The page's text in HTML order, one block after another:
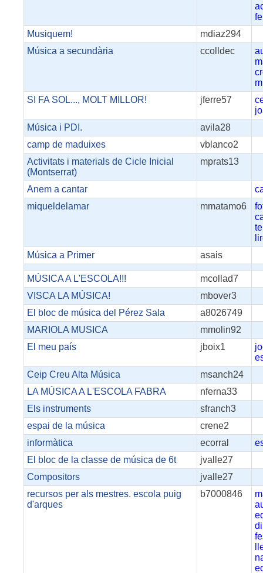
Musiquem!
mdiaz294
Música a secundària
ccolldec
SI FA SOL..., MOLT MILLOR!
jferre57
Música i PDI.
avila28
camp de maduixes
vblanco2
Activitats i materials de Cicle Inicial
(Montserrat)
mprats13
Anem a cantar
miqueldelamar
mmatamo6
Música a Primer
asais
MÚSICA A L'ESCOLA!!!
mcollad7
VISCA LA MÚSICA!
mbover3
El bloc de música del Pérez Sala
a8026749
MARIOLA MUSICA
mmolin92
El meu país
jboix1
Ceip Creu Alta Música
msanch24
LA MÚSICA A L'ESCOLA FABRA
nferna33
Els instruments
sfranch3
espai de la música
crene2
informàtica
ecorral
El bloc de la classe de música de 6t
jvalle27
Compositors
jvalle27
recursos per als mestres. escola puig
d'arques
b7000846